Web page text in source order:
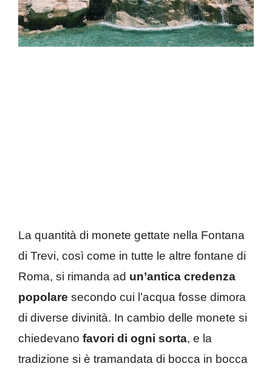
La quantità di monete gettate nella Fontana
di Trevi, così come in tutte le altre fontane di
Roma, si rimanda ad un’antica credenza
popolare secondo cui l’acqua fosse dimora
di diverse divinità. In cambio delle monete si
chiedevano favori di ogni sorta, e la
tradizione si è tramandata di bocca in bocca